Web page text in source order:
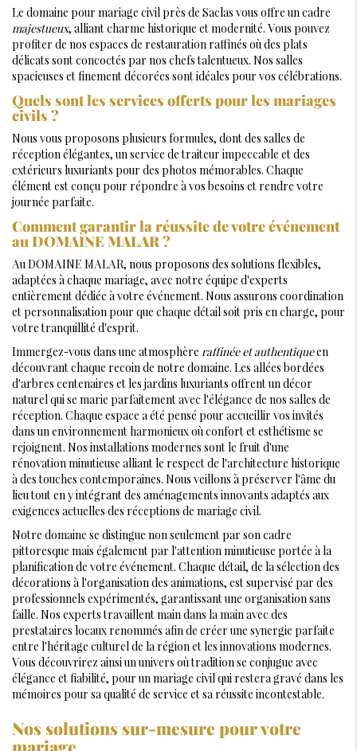
Le domaine pour mariage civil près de Saclas vous offre un cadre
majestueux, alliant charme historique et modernité. Vous pouvez
profiter de nos espaces de restauration raffinés où des plats
délicats sont concoctés par nos chefs talentueux. Nos salles
spacieuses et finement décorées sont idéales pour vos célébrations.
Quels sont les services offerts pour les mariages
civils ?
Nous vous proposons plusieurs formules, dont des salles de
réception élégantes, un service de traiteur impeccable et des
extérieurs luxuriants pour des photos mémorables. Chaque
élément est conçu pour répondre à vos besoins et rendre votre
journée parfaite.
Comment garantir la réussite de votre événement
au DOMAINE MALAR ?
Au DOMAINE MALAR, nous proposons des solutions flexibles,
adaptées à chaque mariage, avec notre équipe d'experts
entièrement dédiée à votre événement. Nous assurons coordination
et personnalisation pour que chaque détail soit pris en charge, pour
votre tranquillité d'esprit.
Immergez-vous dans une atmosphère raffinée et authentiqueen
découvrant chaque recoin de notre domaine. Les allées bordées
d'arbres centenaires et les jardins luxuriants offrent un décor
naturel qui se marie parfaitement avec l'élégance de nos salles de
réception. Chaque espace a été pensé pour accueillir vos invités
dans un environnement harmonieux où confort et esthétisme se
rejoignent. Nos installations modernes sont le fruit d'une
rénovation minutieuse alliant le respect de l'architecture historique
à des touches contemporaines. Nous veillons à préserver l'âme du
lieu tout en y intégrant des aménagements innovants adaptés aux
exigences actuelles des réceptions de mariage civil.
Notre domaine se distingue non seulement par son cadre
pittoresque mais également par l'attention minutieuse portée à la
planification de votre événement. Chaque détail, de la sélection des
décorations à l'organisation des animations, est supervisé par des
professionnels expérimentés, garantissant une organisation sans
faille. Nos experts travaillent main dans la main avec des
prestataires locaux renommés afin de créer une synergie parfaite
entre l'héritage culturel de la région et les innovations modernes.
Vous découvrirez ainsi un univers où tradition se conjugue avec
élégance et fiabilité, pour un mariage civil qui restera gravé dans les
mémoires pour sa qualité de service et sa réussite incontestable.
Nos solutions sur-mesure pour votre
mariage